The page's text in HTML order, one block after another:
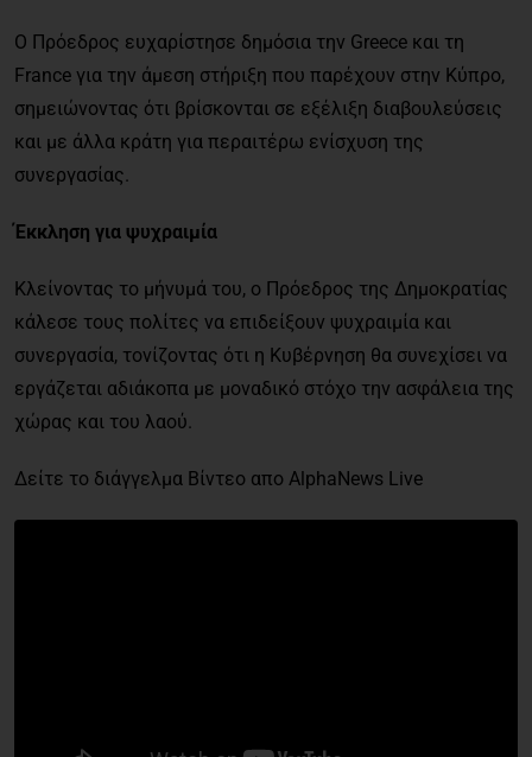
Ο Πρόεδρος ευχαρίστησε δημόσια την Greece και τη
France για την άμεση στήριξη που παρέχουν στην Κύπρο,
σημειώνοντας ότι βρίσκονται σε εξέλιξη διαβουλεύσεις
και με άλλα κράτη για περαιτέρω ενίσχυση της
συνεργασίας.
Έκκληση για ψυχραιμία
Κλείνοντας το μήνυμά του, ο Πρόεδρος της Δημοκρατίας
κάλεσε τους πολίτες να επιδείξουν ψυχραιμία και
συνεργασία, τονίζοντας ότι η Κυβέρνηση θα συνεχίσει να
εργάζεται αδιάκοπα με μοναδικό στόχο την ασφάλεια της
χώρας και του λαού.
Δείτε το διάγγελμα Βίντεο απο AlphaNews Live